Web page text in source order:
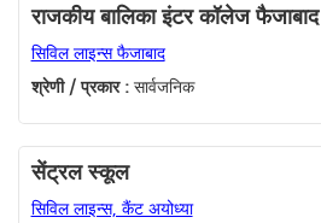
राजकीय बालिका इंटर कॉलेज फैजाबाद
सिविल लाइन्स फैजाबाद
श्रेणी / प्रकार :सार्वजनिक
सेंट्रल स्कूल
सिविल लाइन्स, कैंट अयोध्या